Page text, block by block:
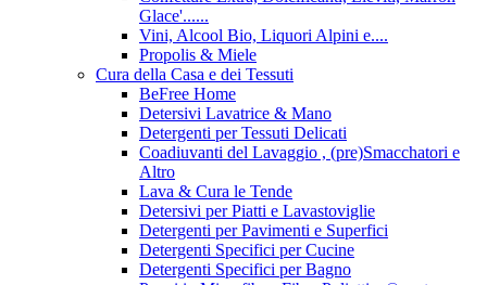
Glace'......
Vini, Alcool Bio, Liquori Alpini e....
Propolis & Miele
Cura della Casa e dei Tessuti
BeFree Home
Detersivi Lavatrice & Mano
Detergenti per Tessuti Delicati
Coadiuvanti del Lavaggio , (pre)Smacchatori e
Altro
Lava & Cura le Tende
Detersivi per Piatti e Lavastoviglie
Detergenti per Pavimenti e Superfici
Detergenti Specifici per Cucine
Detergenti Specifici per Bagno